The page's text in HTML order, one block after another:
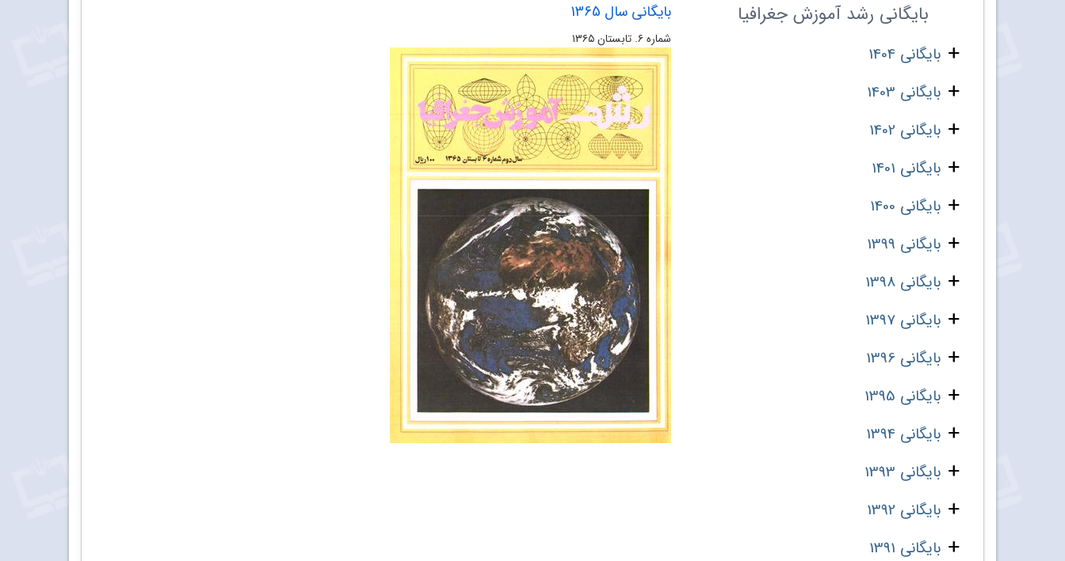
بایگانی رشد آموزش جغرافیا
بایگانی 1404
بایگانی 1403
بایگانی 1402
بایگانی 1401
بایگانی 1400
بایگانی 1399
بایگانی 1398
بایگانی 1397
بایگانی 1396
بایگانی 1395
بایگانی 1394
بایگانی 1393
بایگانی 1392
بایگانی 1391
بایگانی سال 1365
شماره ۶. تابستان ۱۳۶۵